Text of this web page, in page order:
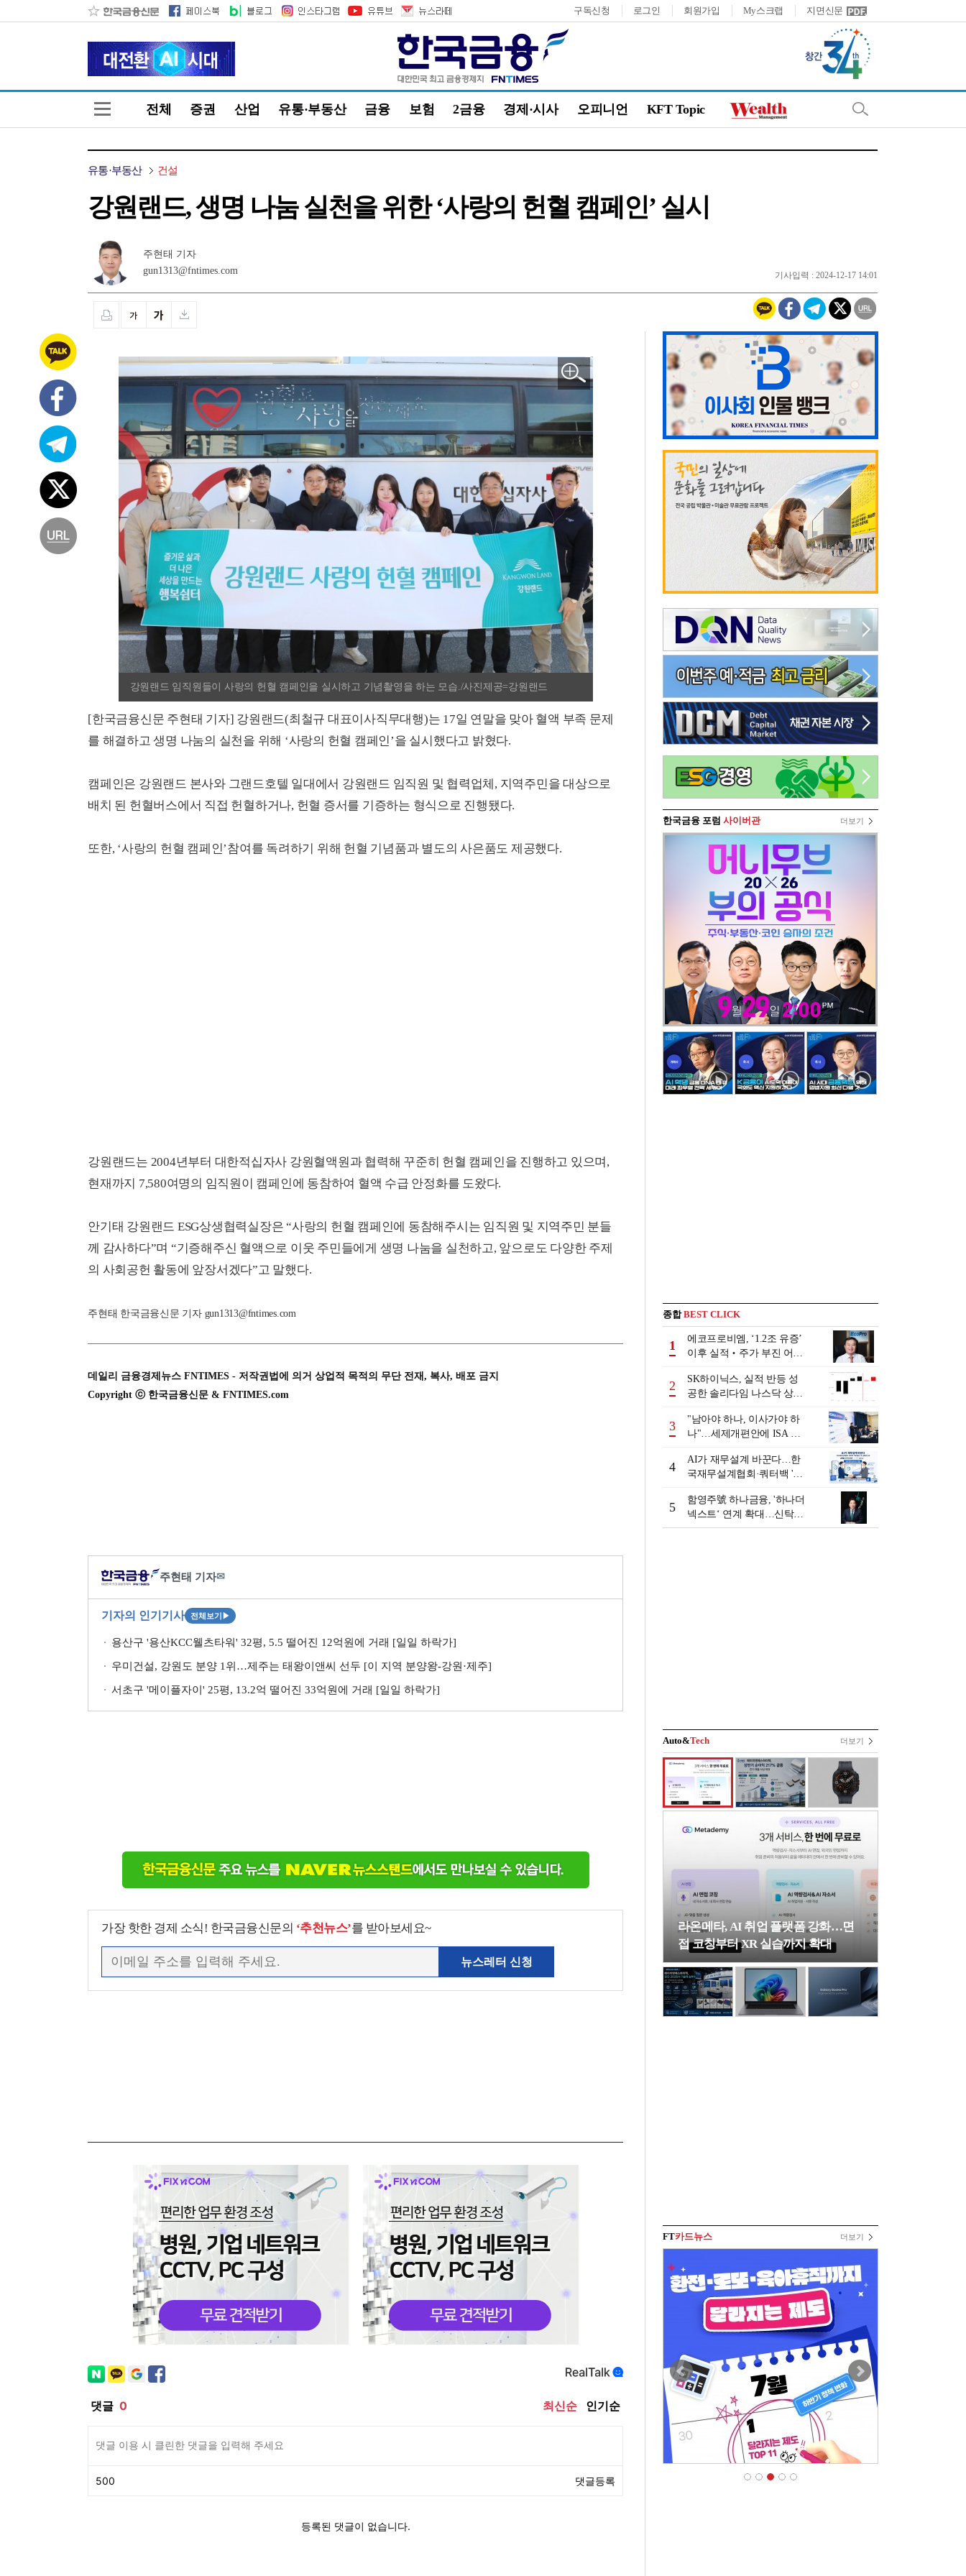
구독신청 로그인 회원가입 My스크랩 지면신문
전체 증권 산업 유통·부동산 금융 보험 2금융 경제·시사 오피니언 KFT Topic
유통·부동산 건설
강원랜드, 생명 나눔 실천을 위한 ‘사랑의 헌혈 캠페인’ 실시
주현태 기자
gun1313@fntimes.com
기사입력 : 2024-12-17 14:01
강원랜드 임직원들이 사랑의 헌혈 캠페인을 실시하고 기념촬영을 하는 모습./사진제공=강원랜드
[한국금융신문 주현태 기자] 강원랜드(최철규 대표이사직무대행)는 17일 연말을 맞아 혈액 부족 문제
를 해결하고 생명 나눔의 실천을 위해 ‘사랑의 헌혈 캠페인’을 실시했다고 밝혔다.
캠페인은 강원랜드 본사와 그랜드호텔 일대에서 강원랜드 임직원 및 협력업체, 지역주민을 대상으로
배치 된 헌혈버스에서 직접 헌혈하거나, 헌혈 증서를 기증하는 형식으로 진행됐다.
또한, ‘사랑의 헌혈 캠페인’참여를 독려하기 위해 헌혈 기념품과 별도의 사은품도 제공했다.
강원랜드는 2004년부터 대한적십자사 강원혈액원과 협력해 꾸준히 헌혈 캠페인을 진행하고 있으며,
현재까지 7,580여명의 임직원이 캠페인에 동참하여 혈액 수급 안정화를 도왔다.
안기태 강원랜드 ESG상생협력실장은 “사랑의 헌혈 캠페인에 동참해주시는 임직원 및 지역주민 분들
께 감사하다”며 “기증해주신 혈액으로 이웃 주민들에게 생명 나눔을 실천하고, 앞으로도 다양한 주제
의 사회공헌 활동에 앞장서겠다”고 말했다.
주현태 한국금융신문 기자 gun1313@fntimes.com
데일리 금융경제뉴스 FNTIMES - 저작권법에 의거 상업적 목적의 무단 전재, 복사, 배포 금지
Copyright ⓒ 한국금융신문 & FNTIMES.com
주현태 기자✉
기자의 인기기사 전체보기 ▶
용산구 '용산KCC웰츠타워' 32평, 5.5 떨어진 12억원에 거래 [일일 하락가]
우미건설, 강원도 분양 1위…제주는 태왕이앤씨 선두 [이 지역 분양왕-강원·제주]
서초구 '메이플자이' 25평, 13.2억 떨어진 33억원에 거래 [일일 하락가]
가장 핫한 경제 소식! 한국금융신문의 ‘추천뉴스’를 받아보세요~
뉴스레터 신청
한국금융 포럼 사이버관 더보기
종합BEST CLICK
1
에코프로비엠, ‘1.2조 유증’
이후 실적‧주가 부진 어쩌
2
SK하이닉스, 실적 반등 성
공한 솔리다임 나스닥 상장
3
"남아야 하나, 이사가야 하
나"…세제개편안에 ISA 투
4
AI가 재무설계 바꾼다…한
국재무설계협회·쿼터백 '베
5
함영주號 하나금융, '하나더
넥스트‘ 연계 확대…신탁수
수료 2배 증가 효과 [금융 시
Auto&Tech 더보기
라온메타, AI 취업 플랫폼 강화…면
접 코칭부터 XR 실습까지 확대
FT카드뉴스 더보기